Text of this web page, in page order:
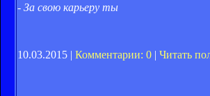
- За свою карьеру ты
10.03.2015 | Комментарии: 0 | Читать